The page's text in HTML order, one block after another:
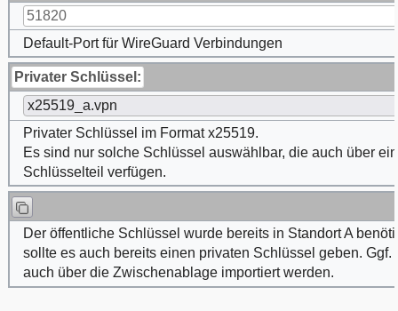
51820
Default-Port für WireGuard Verbindungen
Privater Schlüssel:
x25519_a.vpn
Privater Schlüssel im Format x25519.
Es sind nur solche Schlüssel auswählbar, die auch über
Schlüsselteil verfügen.
Der öffentliche Schlüssel wurde bereits in Standort A
sollte es auch bereits einen privaten Schlüssel geben. Ggf.
auch über die Zwischenablage importiert werden.